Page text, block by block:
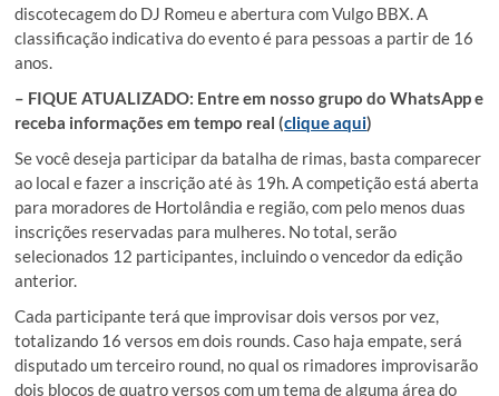
discotecagem do DJ Romeu e abertura com Vulgo BBX. A
classificação indicativa do evento é para pessoas a partir de 16
anos.
– FIQUE ATUALIZADO: Entre em nosso grupo do WhatsApp e
receba informações em tempo real (clique aqui)
Se você deseja participar da batalha de rimas, basta comparecer
ao local e fazer a inscrição até às 19h. A competição está aberta
para moradores de Hortolândia e região, com pelo menos duas
inscrições reservadas para mulheres. No total, serão
selecionados 12 participantes, incluindo o vencedor da edição
anterior.
Cada participante terá que improvisar dois versos por vez,
totalizando 16 versos em dois rounds. Caso haja empate, será
disputado um terceiro round, no qual os rimadores improvisarão
dois blocos de quatro versos com um tema de alguma área do